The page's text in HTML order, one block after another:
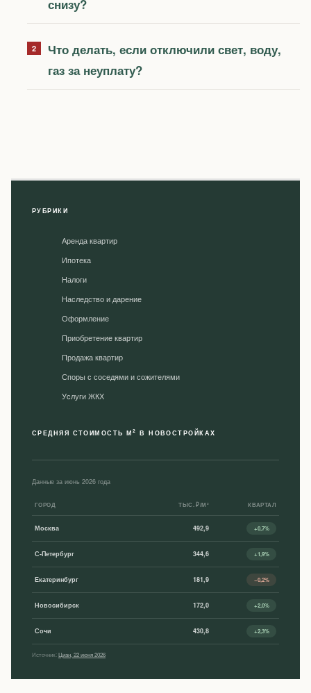
снизу?
Что делать, если отключили свет, воду,
газ за неуплату?
РУБРИКИ
Аренда квартир
Ипотека
Налоги
Наследство и дарение
Оформление
Приобретение квартир
Продажа квартир
Споры с соседями и сожителями
Уcлуги ЖКХ
СРЕДНЯЯ СТОИМОСТЬ М2 В НОВОСТРОЙКАХ
Данные за июнь 2026 года
ГОРОД ТЫС. ₽/М² КВАРТАЛ
Москва 492,9 +0,7%
С-Петербург 344,6 +1,9%
Екатеринбург 181,9 −0,2%
Новосибирск 172,0 +2,0%
Сочи 430,8 +2,3%
Источник:Циан, 22 июня 2026